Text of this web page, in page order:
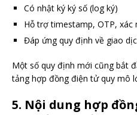
Có nhật ký ký số (log ký)
Hỗ trợ timestamp, OTP, xác
Đáp ứng quy định về giao
Một số quy định mới cũng bắt
tảng hợp đồng điện tử quy mô
5. Nội dung hợp